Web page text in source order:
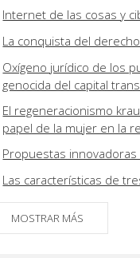
Internet de las cosas y
La conquista del
Oxígeno jurídico de los
genocida del capital
El regeneracionismo
papel de la mujer en la
Propuestas
Las características de
Breve reseña de las
MOSTRAR MÁS